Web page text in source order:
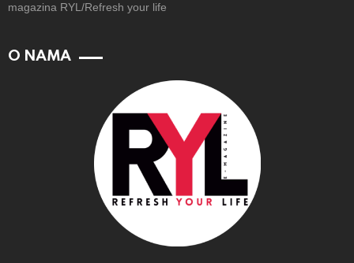
magazina RYL/Refresh your life
O NAMA